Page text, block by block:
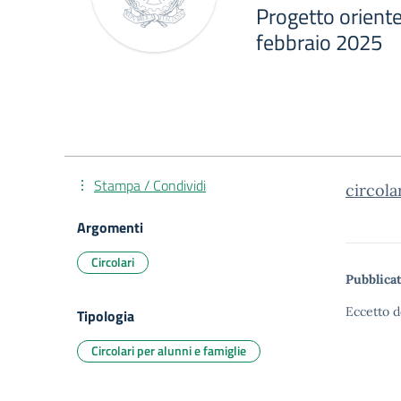
Progetto
febbraio 2025
Eccetto
Stampa / Condividi
Argomenti
Circolari
Tipologia
Circolari per alunni e famiglie